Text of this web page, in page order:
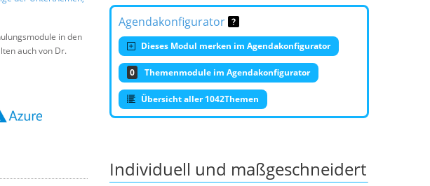
in den
auch von Dr.
Agendakonfigurator
Dieses Modul merken im Agendakonfigurator
0 Themenmodule im Agendakonfigurator
Übersicht aller 1042Themen
Individuell und maßgeschneidert